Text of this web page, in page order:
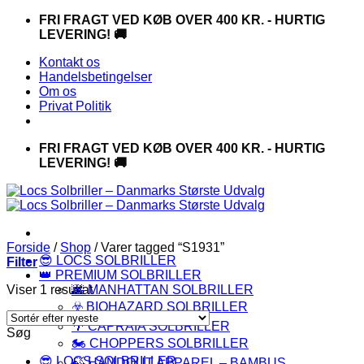
FortsætFRI FRAGT VED KØB OVER 400 KR. - HURTIG
LEVERING! 🚚
Kontakt os
Handelsbetingelser
Om os
Privat Politik
FRI FRAGT VED KØB OVER 400 KR. - HURTIG
LEVERING! 🚚
😎 LOCS SOLBRILLER
👑 PREMIUM SOLBRILLER
🌆 MANHATTAN SOLBRILLER
☣️ BIOHAZARD SOLBRILLER
🌴 CAPRAIA SOLBRILLER
🏍️ CHOPPERS SOLBRILLER
Forside / Shop /Varer tagged “S1931”
Filter
Viser 1 resultat
Søg
😎 LOCS SOLBRILLER